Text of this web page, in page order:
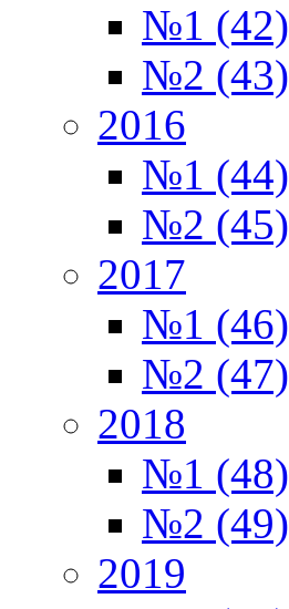
№1 (42)
№2 (43)
2016
№1 (44)
№2 (45)
2017
№1 (46)
№2 (47)
2018
№1 (48)
№2 (49)
2019